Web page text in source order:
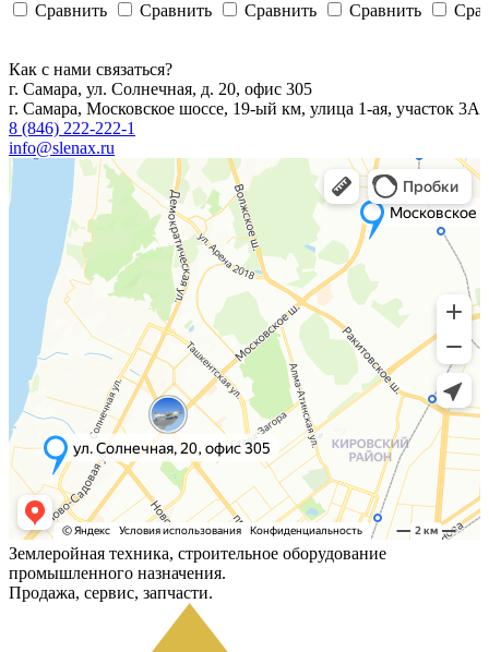
Сравнить
Сравнить
Сравнить
Сравнить
Как с нами связаться?
г. Самара, ул. Солнечная, д. 20, офис 305
г. Самара, Московское шоссе, 19-ый км, улица 1-ая, участок 3А
8 (846) 222-222-1
info@slenax.ru
Землеройная техника, строительное оборудование
промышленного назначения.
Продажа, сервис, запчасти.